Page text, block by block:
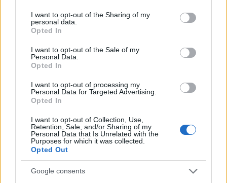
not limited to your visit or usage behaviour. You may click to
grant or deny consent to Google and its third-party tags to
use your data for below specified purposes in below Google
consent section.
I want to opt-out of the Sharing of my
personal data.
Opted In
I want to opt-out of the Sale of my
Personal Data.
Opted In
I want to opt-out of processing my
Personal Data for Targeted Advertising.
Opted In
I want to opt-out of Collection, Use,
Retention, Sale, and/or Sharing of my
Personal Data that Is Unrelated with the
Purposes for which it was collected.
Opted Out
Google consents
Continua a leggere